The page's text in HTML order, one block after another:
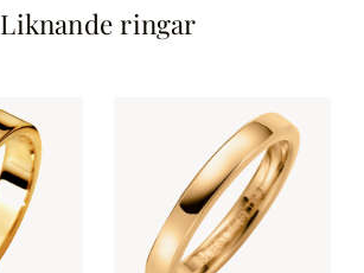
Liknande ringar